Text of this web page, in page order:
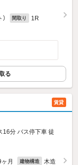
間取り 1R
る
賃貸
16分 バス停下車 徒
月 建物構造 木造